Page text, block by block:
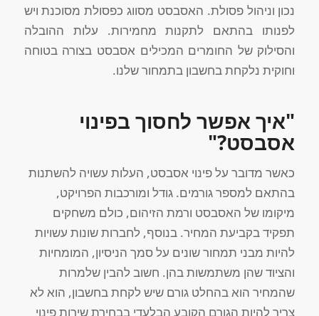
נכון וניהול פסולת. האסבסט מסווג כפסולת מסוכנת ויש
לפנותו בהתאם לתקנות מחמירות. עלות ההובלה
והסילוק של החומרים המכילים אסבסט בצורה בטוחה
וחוקית נלקחת בחשבון בתמחור שלנו.
"איך אפשר לחסוך בפינוי
אסבסט?"
כאשר מדובר על פינוי אסבסט, העלות עשויה להשתנות
בהתאם למספר גורמים. גודל ומורכבות הפרויקט,
מיקומו של האסבסט ורמת הזיהום, כולם משחקים
תפקיד בקביעת המחיר. בנוסף, לחברות שונות עשויות
להיות מבני תמחור שונים על סמך הניסיון, המומחיות
והציוד שהן משתמשות בהן. חשוב להבין שלמרות
שהמחיר הוא בהחלט גורם שיש לקחת בחשבון, הוא לא
צריך להיות הגורם הקובע הבלעדי בבחירת שירות פינוי